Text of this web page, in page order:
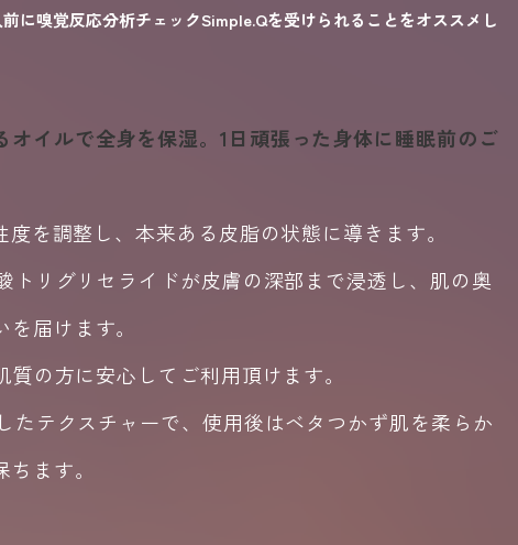
に嗅覚反応分析チェックSimple.Qを受けられることをオススメし
オイルで全身を保湿。1日頑張った身体に睡眠前のご
度を調整し、本来ある皮脂の状態に導きます。
トリグリセライドが皮膚の深部まで浸透し、肌の奥
届けます。
質の方に安心してご利用頂けます。
たテクスチャーで、使用後はベタつかず肌を柔らか
ます。